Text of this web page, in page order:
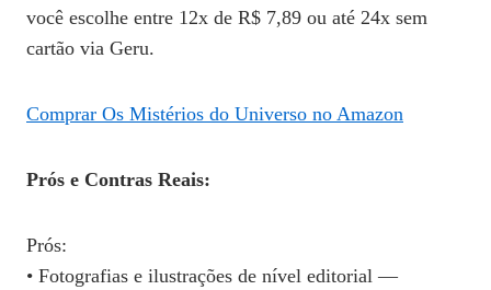
você escolhe entre 12x de R$ 7,89 ou até 24x sem
cartão via Geru.
Comprar Os Mistérios do Universo no Amazon
Prós e Contras Reais:
Prós:
• Fotografias e ilustrações de nível editorial —